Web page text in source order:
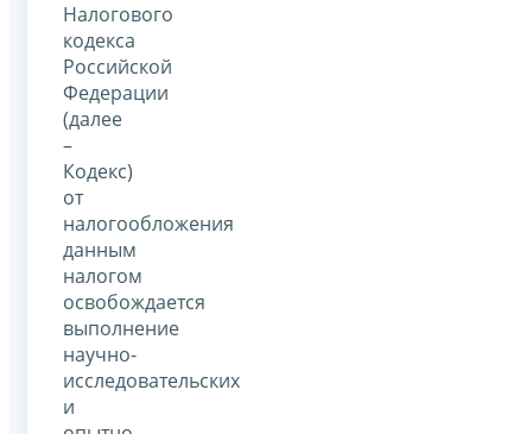
Налогового
кодекса
Российской
Федерации
(далее
–
Кодекс)
от
налогообложения
данным
налогом
освобождается
выполнение
научно-
исследовательских
и